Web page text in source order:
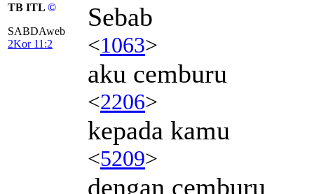
TB ITL ©
SABDAweb
2Kor 11:2
Sebab
<1063>
aku cemburu
<2206>
kepada kamu
<5209>
dengan cemburu